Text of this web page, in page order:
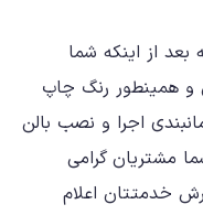
از اینکه شما
و همینطور رنگ چاپ
اجرا و نصب بالن
مشتریان گرامی
خدمتتان اعلام